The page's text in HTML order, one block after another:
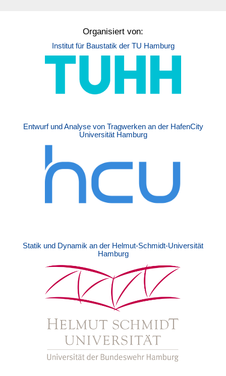
Organisiert von:
Institut für Baustatik der TU Hamburg
Entwurf und Analyse von Tragwerken an der HafenCity
Universität Hamburg
Statik und Dynamik an der Helmut-Schmidt-Universität
Hamburg